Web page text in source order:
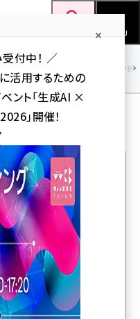
MENU
アクセス解析／データ分析
ジェント、文藝春秋、電
ティング フォーラム
」で今やること・判断の尺
付中！ ／
活用するための
ント「生成AI ×
」開催！